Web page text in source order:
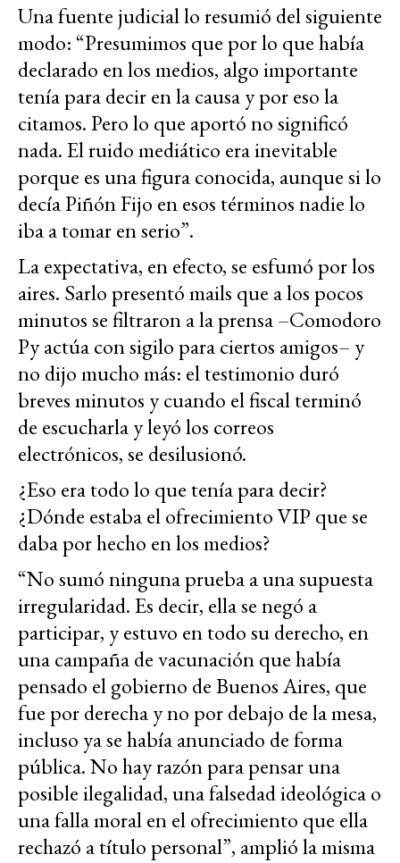
Una fuente judicial lo resumió del siguiente
modo: “Presumimos que por lo que había
declarado en los medios, algo importante
tenía para decir en la causa y por eso la
citamos. Pero lo que aportó no significó
nada. El ruido mediático era inevitable
porque es una figura conocida, aunque si lo
decía Piñón Fijo en esos términos nadie lo
iba a tomar en serio”.
La expectativa, en efecto, se esfumó por los
aires. Sarlo presentó mails que a los pocos
minutos se filtraron a la prensa –Comodoro
Py actúa con sigilo para ciertos amigos– y
no dijo mucho más: el testimonio duró
breves minutos y cuando el fiscal terminó
de escucharla y leyó los correos
electrónicos, se desilusionó.
¿Eso era todo lo que tenía para decir?
¿Dónde estaba el ofrecimiento VIP que se
daba por hecho en los medios?
“No sumó ninguna prueba a una supuesta
irregularidad. Es decir, ella se negó a
participar, y estuvo en todo su derecho, en
una campaña de vacunación que había
pensado el gobierno de Buenos Aires, que
fue por derecha y no por debajo de la mesa,
incluso ya se había anunciado de forma
pública. No hay razón para pensar una
posible ilegalidad, una falsedad ideológica o
una falla moral en el ofrecimiento que ella
rechazó a título personal”, amplió la misma